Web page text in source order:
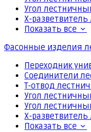
Угол
Х-
Показать все
Фасонные изделия
Переходник
Соединители
Т-отвод
Угол
Угол
Х-
Показать все